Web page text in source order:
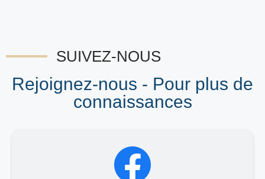
SUIVEZ-NOUS
Rejoignez-nous - Pour plus de
connaissances